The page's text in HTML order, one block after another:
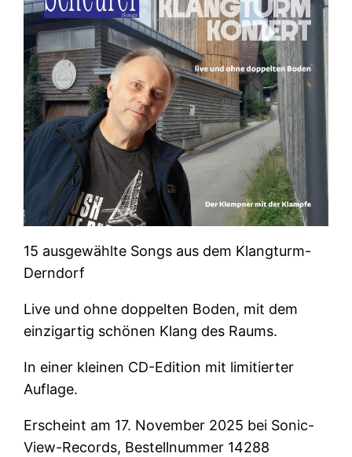
15 ausgewählte Songs aus dem Klangturm-
Derndorf
Live und ohne doppelten Boden, mit dem
einzigartig schönen Klang des Raums.
In einer kleinen CD-Edition mit limitierter
Auflage.
Erscheint am 17. November 2025 bei Sonic-
View-Records, Bestellnummer 14288